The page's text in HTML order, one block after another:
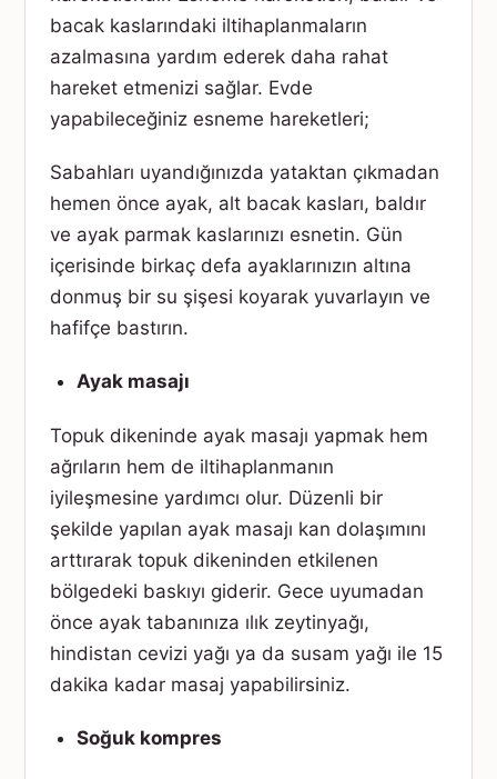
bacak kaslarındaki iltihaplanmaların
azalmasına yardım ederek daha rahat
hareket etmenizi sağlar. Evde
yapabileceğiniz esneme hareketleri;
Sabahları uyandığınızda yataktan çıkmadan
hemen önce ayak, alt bacak kasları, baldır
ve ayak parmak kaslarınızı esnetin. Gün
içerisinde birkaç defa ayaklarınızın altına
donmuş bir su şişesi koyarak yuvarlayın ve
hafifçe bastırın.
Ayak masajı
Topuk dikeninde ayak masajı yapmak hem
ağrıların hem de iltihaplanmanın
iyileşmesine yardımcı olur. Düzenli bir
şekilde yapılan ayak masajı kan dolaşımını
arttırarak topuk dikeninden etkilenen
bölgedeki baskıyı giderir. Gece uyumadan
önce ayak tabanınıza ılık zeytinyağı,
hindistan cevizi yağı ya da susam yağı ile 15
dakika kadar masaj yapabilirsiniz.
Soğuk kompres